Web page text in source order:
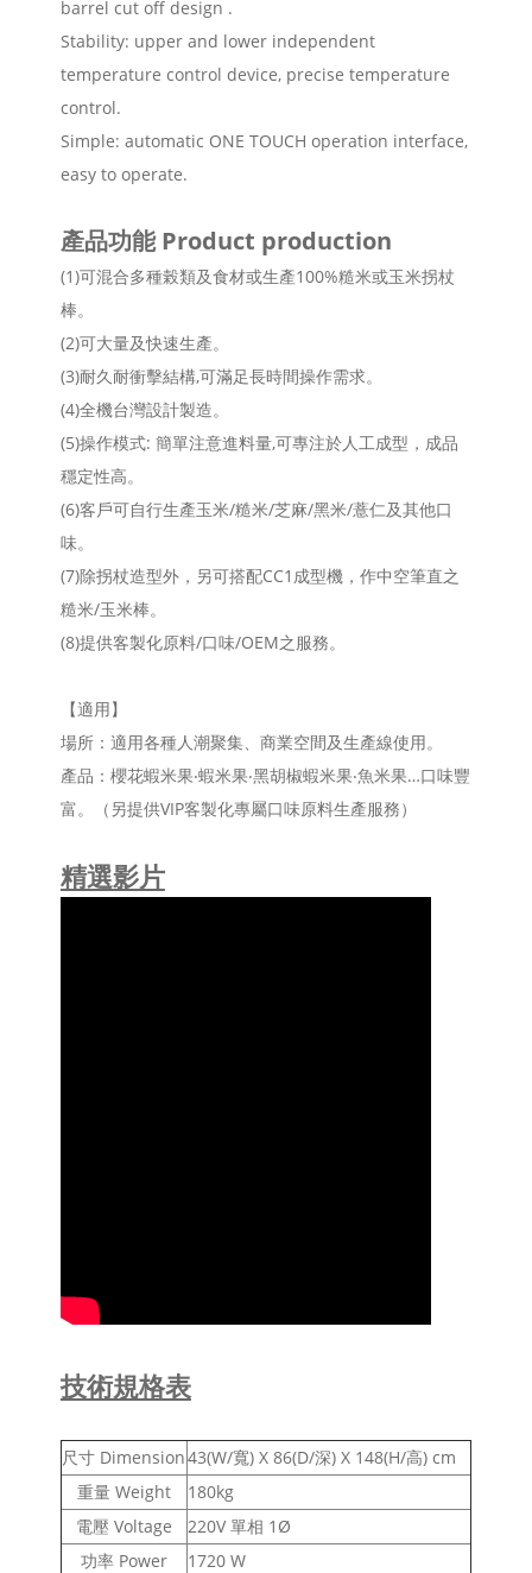
barrel cut off design .
Stability: upper and lower independent
temperature control device, precise temperature
control.
Simple: automatic ONE TOUCH operation interface,
easy to operate.
產品功能 Product production
(1)可混合多種榖類及食材或生產100%糙米或玉米拐杖
棒。
(2)可大量及快速生產。
(3)耐久耐衝擊結構,可滿足長時間操作需求。
(4)全機台灣設計製造。
(5)操作模式: 簡單注意進料量,可專注於人工成型，成品
穩定性高。
(6)客戶可自行生產玉米/糙米/芝麻/黑米/薏仁及其他口
味。
(7)除拐杖造型外，另可搭配CC1成型機，作中空筆直之
糙米/玉米棒。
(8)提供客製化原料/口味/OEM之服務。
【適用】
場所：適用各種人潮聚集、商業空間及生產線使用。
產品：櫻花蝦米果‧蝦米果‧黑胡椒蝦米果‧魚米果…口味豐
富。（另提供VIP客製化專屬口味原料生產服務）
精選影片
技術規格表
尺寸 Dimension43(W/寬) X 86(D/深) X 148(H/高) cm
重量 Weight
180kg
電壓 Voltage
220V 單相 1Ø
功率 Power
1720 W